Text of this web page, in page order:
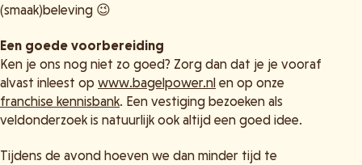
(smaak)beleving 😉
Een goede voorbereiding
Ken je ons nog niet zo goed? Zorg dan dat je je vooraf
alvast inleest op www.bagelpower.nl en op onze
franchise kennisbank. Een vestiging bezoeken als
veldonderzoek is natuurlijk ook altijd een goed idee.
Tijdens de avond hoeven we dan minder tijd te